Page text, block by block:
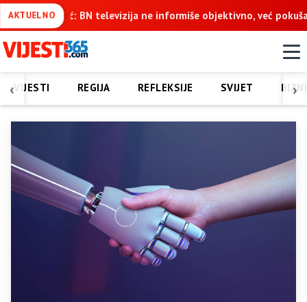
AKTUELNO
informiše objektivno, već pokušava da ospori vodovod na
‹ ›
VIJESTI REGIJA REFLEKSIJE SVIJET